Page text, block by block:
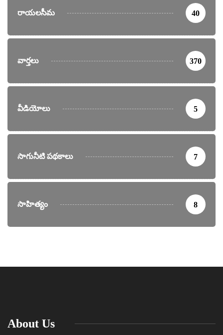
రాయలసీమ 40
వార్తలు 370
వీడియోలు 5
సాగునీటి పథకాలు 7
సాహిత్యం 8
About Us